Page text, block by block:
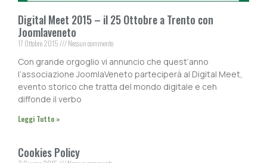
Digital Meet 2015 – il 25 Ottobre a Trento con
Joomlaveneto
17 Ottobre 2015 Nessun commento
Con grande orgoglio vi annuncio che quest’anno
l’associazione JoomlaVeneto parteciperà al Digital Meet,
evento storico che tratta del mondo digitale e ceh
diffonde il verbo
Leggi Tutto »
Cookies Policy